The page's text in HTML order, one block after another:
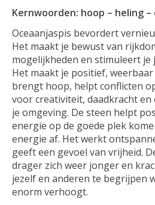
Kernwoorden: hoop – heling
Oceaanjaspis bevordert
Het maakt je bewust van
mogelijkheden en stimuleert je
Het maakt je positief,
brengt hoop, helpt conflicten
voor creativiteit, daadkracht en
je omgeving. De steen helpt
energie op de goede plek
energie af. Het werkt
geeft een gevoel van vrijheid.
drager zich weer jonger en
jezelf en anderen te begrijpen
enorm verhoogt.